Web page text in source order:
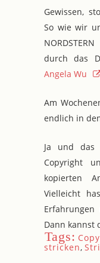
Gewissen,
So wie wir
durch das
Angela Wu
Am
endlich in
Ja und das
Copyright
kopierten
Vielleicht
Dann kannst
Tags:
stricken,